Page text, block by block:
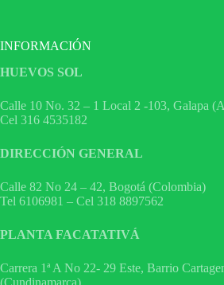
INFORMACIÓN
HUEVOS SOL
Calle 10 No. 32 – 1 Local 2 -103, Galapa
Cel 316 4535182
DIRECCIÓN GENERAL
Calle 82 No 24 – 42, Bogotá (Colombia)
Tel 6106981 – Cel 318 8897562
PLANTA FACATATIVÁ
Carrera 1ª A No 22- 29 Este, Barrio
(Cundinamarca)